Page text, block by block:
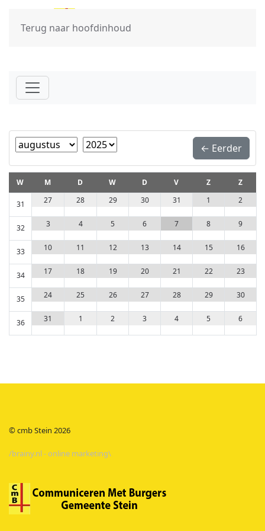
Terug naar hoofdinhoud
Month Year ← Eerder
W M D W D V Z Z
31 27 28 29 30 31 1 2
32 3 4 5 6 7 8 9
33 10 11 12 13 14 15 16
34 17 18 19 20 21 22 23
35 24 25 26 27 28 29 30
36 31 1 2 3 4 5 6
© cmb Stein 2026
/brainy.nl - online marketing\